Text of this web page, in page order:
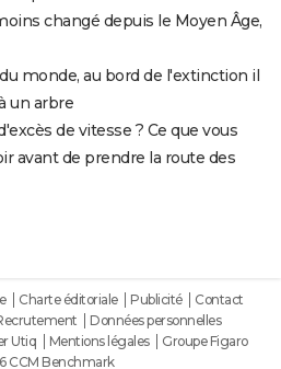
changé depuis le Moyen Âge,
monde, au bord de l'extinction il
un arbre
de vitesse ? Ce que vous
avant de prendre la route des
Charte éditoriale Publicité
Contact
Données personnelles
Utiq Mentions légales
Groupe Figaro
CCM Benchmark